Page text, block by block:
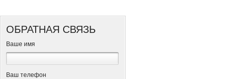
ОБРАТНАЯ СВЯЗЬ
Ваше имя
Ваш телефон